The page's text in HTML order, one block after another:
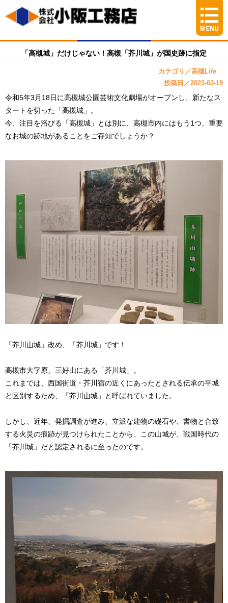
「高槻城」だけじゃない！高槻「芥川城」が国史跡に指定
カテゴリ／高槻Life
投稿日／2023-03-19
令和5年3月18日に高槻城公園芸術文化劇場がオープンし、新たなス
タートを切った「高槻城」。
今、注目を浴びる「高槻城」とは別に、高槻市内にはもう1つ、重要
なお城の跡地があることをご存知でしょうか？
「芥川山城」改め、「芥川城」です！
高槻市大字原、三好山にある「芥川城」。
これまでは、西国街道・芥川宿の近くにあったとされる伝承の平城
と区別するため、「芥川山城」と呼ばれていました。
しかし、近年、発掘調査が進み、立派な建物の礎石や、書物と合致
する火災の痕跡が見つけられたことから、この山城が、戦国時代の
「芥川城」だと認定されるに至ったのです。